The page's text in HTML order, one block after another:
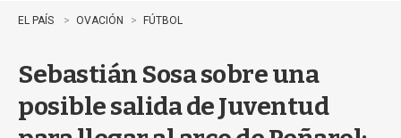
EL PAÍS OVACIÓN FÚTBOL
Sebastián Sosa sobre una
posible salida de Juventud